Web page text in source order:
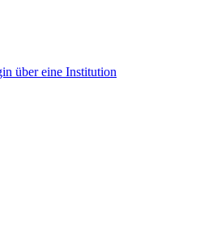
über eine Institution